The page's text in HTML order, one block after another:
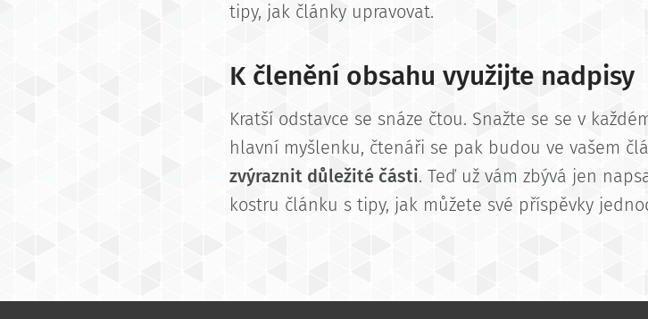
tipy, jak články upravovat.
K členění obsahu využijte nadpisy
Kratší odstavce se snáze čtou. Snažte se se v
hlavní myšlenku, čtenáři se pak budou ve vašem
zvýraznit důležité části. Teď už vám zbývá jen
kostru článku s tipy, jak můžete své příspěvky